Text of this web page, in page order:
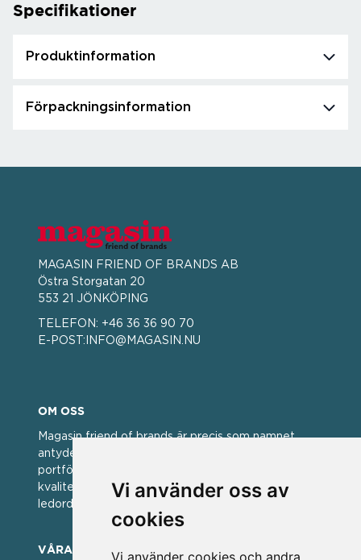
Vi använder oss av
cookies
Vi använder cookies och andra
Specifikationer
Produktinformation
Förpackningsinformation
MAGASIN FRIEND OF BRANDS AB
Östra Storgatan 20
553 21 JÖNKÖPING
TELEFON: +46 36 36 90 70
E-POST: INFO@MAGASIN.NU
OM OSS
Magasin friend of brands är precis som namnet
antyder; en vän av varumärken. Vi har idag en stor
portfölj med välkända varumärken med hög
kvalitet. För oss har kvalitet alltid varit ett av
ledorden och som styrt vår verksamhet.
VÅRA VARUMÄRKEN